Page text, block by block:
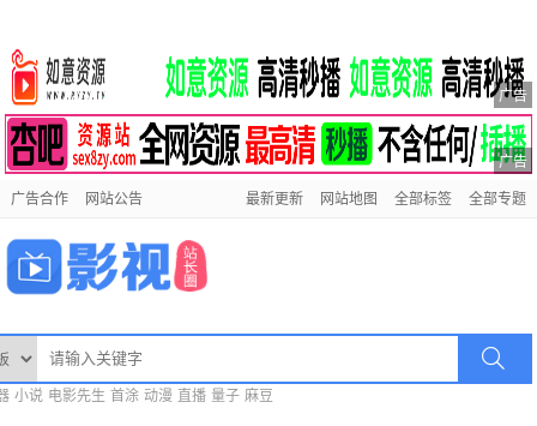
广告
广告
广告合作 网站公告 最新更新 网站地图 全部标签 全部专题
小说 电影先生 首涂 动漫 直播 量子 麻豆